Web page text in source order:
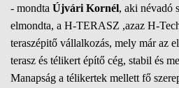
- mondta Újvári Kornél, aki névadó
elmondta, a H-TERASZ ,azaz H-
teraszépitő vállalkozás, mely már az
terasz és télikert építő cég, stabil és
Manapság a télikertek mellett fő